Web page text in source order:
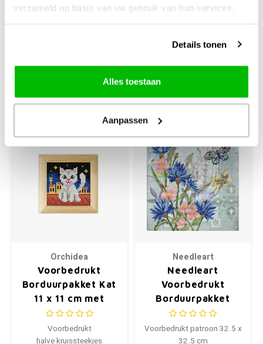
verzameld op basis van uw gebruik van hun services.
Details tonen
Alles toestaan
Aanpassen
€36,23
134
€13,50
Orchidea
Voorbedrukt
Borduurpakket Kat
11 x 11 cm met
houten lijstje
Voorbedrukt
halve kruissteekjes
Needleart
Needleart
Voorbedrukt
Borduurpakket
Cornflower Field
Voorbedrukt patroon 32.5 x
32.5 cm